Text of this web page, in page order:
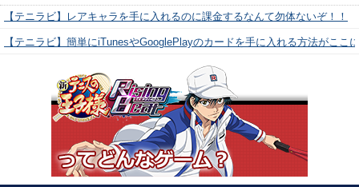
【テニラビ】レアキャラを手に入れるのに課金するなんて勿体ないぞ！！
【テニラビ】簡単にiTunesやGooglePlayのカードを手に入れる方法がここ